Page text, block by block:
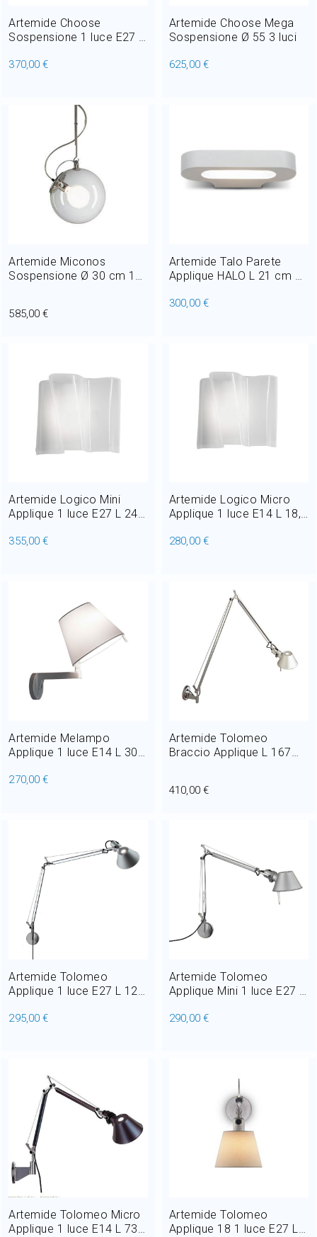
Artemide Choose
Sospensione 1 luce E27 Ø
370,00 €
Artemide Choose Mega
Sospensione Ø 55 3 luci
625,00 €
Artemide Miconos
Sospensione Ø 30 cm 1
585,00 €
Artemide Talo Parete
Applique HALO L 21 cm 1
300,00 €
Artemide Logico Mini
Applique 1 luce E27 L 24
355,00 €
Artemide Logico Micro
Applique 1 luce E14 L 18,9
280,00 €
Artemide Melampo
Applique 1 luce E14 L 30
270,00 €
Artemide Tolomeo
Braccio Applique L 167
410,00 €
Artemide Tolomeo
Applique 1 luce E27 L 126
295,00 €
Artemide Tolomeo
Applique Mini 1 luce E27 L
290,00 €
Artemide Tolomeo Micro
Applique 1 luce E14 L 73
Artemide Tolomeo
Applique 18 1 luce E27 L